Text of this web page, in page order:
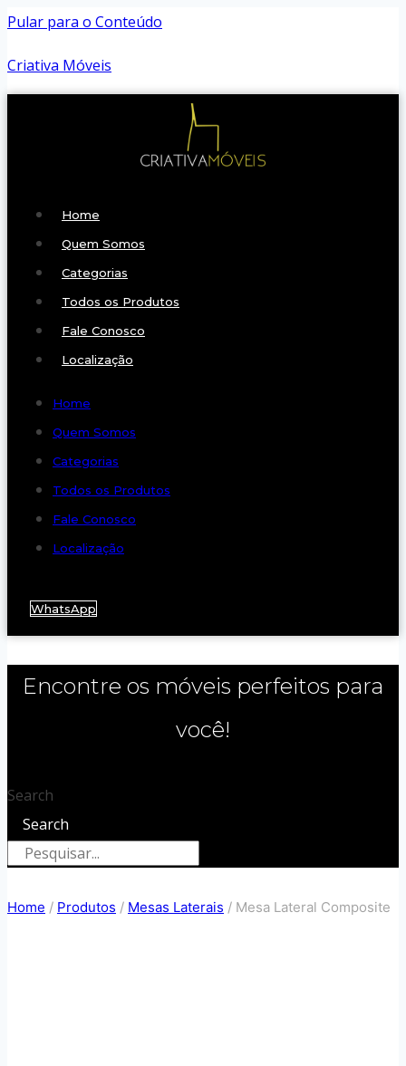
Pular para o Conteúdo
Criativa Móveis
Home
Quem Somos
Categorias
Todos os Produtos
Fale Conosco
Localização
Home
Quem Somos
Categorias
Todos os Produtos
Fale Conosco
Localização
WhatsApp
Encontre os móveis perfeitos para
você!
Search
Search
Home / Produtos / Mesas Laterais / Mesa Lateral Composite